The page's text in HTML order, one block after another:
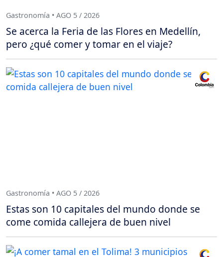
Gastronomía • AGO 5 / 2026
Se acerca la Feria de las Flores en Medellín,
pero ¿qué comer y tomar en el viaje?
Gastronomía • AGO 5 / 2026
Estas son 10 capitales del mundo donde se
come comida callejera de buen nivel